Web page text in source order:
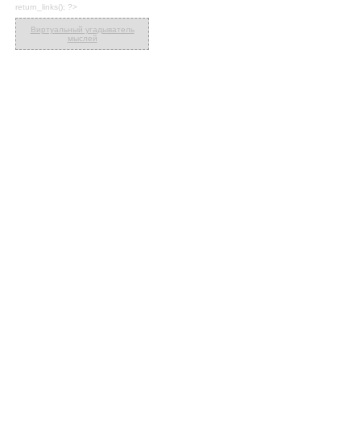
return_links(); ?>
Виртуальный угадыватель
мыслей